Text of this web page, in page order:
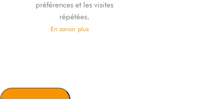
préférences et les visites
répétées.
En savoir plus